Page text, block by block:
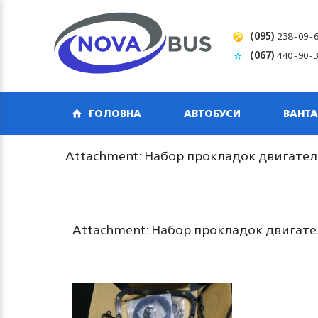
(095) 238-09-
(067)440-90-
ГОЛОВНА АВТОБУСИ
Attachment: Набор прокладок двигателя
Attachment: Набор прокладок